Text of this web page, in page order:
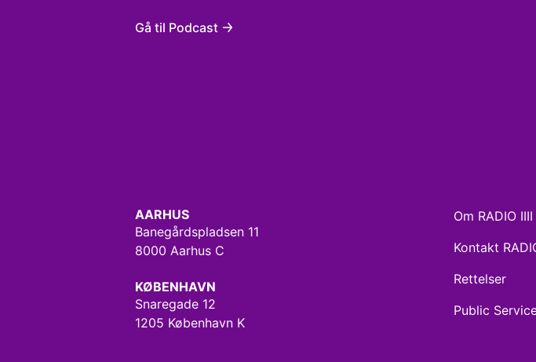
Gå til Podcast
AARHUS
Banegårdspladsen 11
8000 Aarhus C
KØBENHAVN
Snaregade 12
1205 København K
Om RADIO IIII
Kontakt
Rettelser
Public